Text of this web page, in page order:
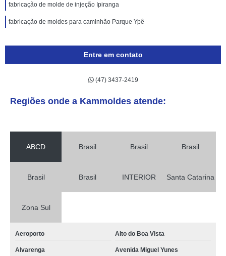
fabricação de molde de injeção Ipiranga
fabricação de moldes para caminhão Parque Ypê
Entre em contato
(47) 3437-2419
Regiões onde a Kammoldes atende:
ABCD Brasil Brasil Brasil
Brasil Brasil INTERIOR Santa Catarina
Zona Sul
Aeroporto Alto do Boa Vista
Alvarenga Avenida Miguel Yunes